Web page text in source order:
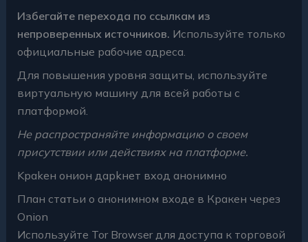
Избегайте перехода по ссылкам из
непроверенных источников. Используйте только
официальные рабочие адреса.
Для повышения уровня защиты, используйте
виртуальную машину для всей работы с
платформой.
Не распространяйте информацию о своем
присутствии или действиях на платформе.
Kраkен онион дарkнет вход анонимно
План статьи о анонимном входе в Кракен через
Onion
Используйте Tor Browser для доступа к торговой